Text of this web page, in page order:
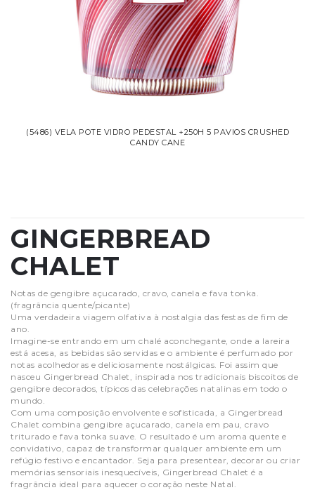
(5486) VELA POTE VIDRO PEDESTAL +250H 5 PAVIOS CRUSHED
CANDY CANE
GINGERBREAD
CHALET
Notas de gengibre açucarado, cravo, canela e fava tonka.
(fragrância quente/picante)
Uma verdadeira viagem olfativa à nostalgia das festas de fim de
ano.
Imagine-se entrando em um chalé aconchegante, onde a lareira
está acesa, as bebidas são servidas e o ambiente é perfumado por
notas acolhedoras e deliciosamente nostálgicas. Foi assim que
nasceu Gingerbread Chalet, inspirada nos tradicionais biscoitos de
gengibre decorados, típicos das celebrações natalinas em todo o
mundo.
Com uma composição envolvente e sofisticada, a Gingerbread
Chalet combina gengibre açucarado, canela em pau, cravo
triturado e fava tonka suave. O resultado é um aroma quente e
convidativo, capaz de transformar qualquer ambiente em um
refúgio festivo e encantador. Seja para presentear, decorar ou criar
memórias sensoriais inesquecíveis, Gingerbread Chalet é a
fragrância ideal para aquecer o coração neste Natal.